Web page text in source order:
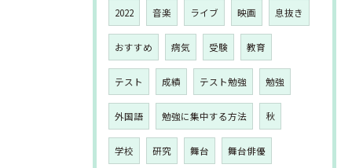
2022 音楽 ライブ 映画 息抜き
おすすめ 病気 受験 教育
テスト 成績 テスト勉強 勉強
外国語 勉強に集中する方法 秋
学校 研究 舞台 舞台俳優